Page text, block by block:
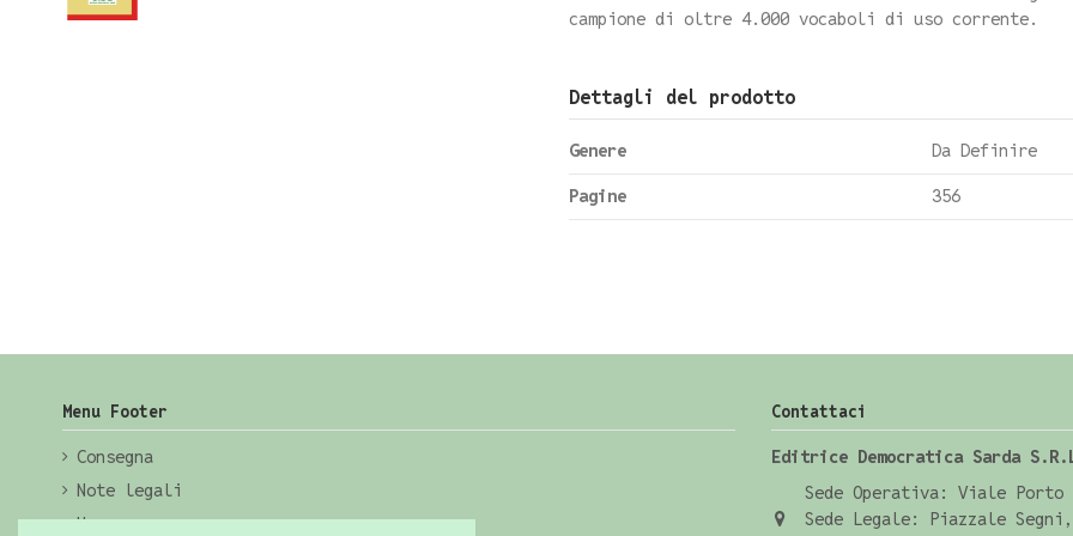
campione di oltre 4.000 vocaboli di uso corrente.
Dettagli del prodotto
Genere
Da Definire
Pagine
356
Menu Footer
Consegna
Note legali
Home
Contattaci
Editrice Democratica Sarda
Sede Operativa: Viale Porto
Sede Legale: Piazzale